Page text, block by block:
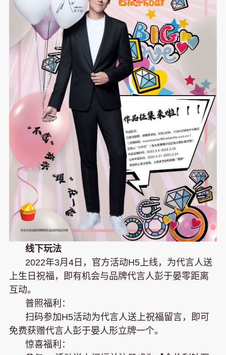
线下玩法
2022年3月4日，官方活动H5上线，为代言人送
上生日祝福，即有机会与品牌代言人彭于晏零距离
互动。
普照福利：
扫码参加H5活动为代言人送上祝福留言，即可
免费获赠代言人彭于晏人形立牌一个。
惊喜福利：